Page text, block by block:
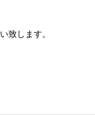
致します。